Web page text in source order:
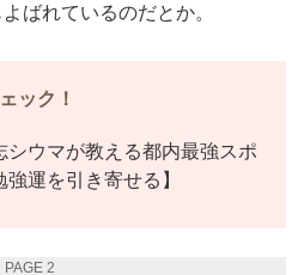
ばれているのだとか。
ック！
シウマが教える都内最強スポ
強運を引き寄せる】
PAGE 2